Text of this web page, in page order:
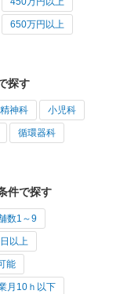
650万円以上
探す
精神科 小児科
循環器科
件で探す
数1～9
以上
能
月10ｈ以下